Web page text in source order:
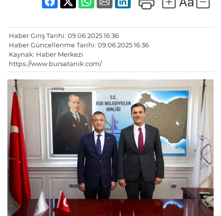
Haber Giriş Tarihi: 09.06.2025 16:36
Haber Güncellenme Tarihi: 09.06.2025 16:36
Kaynak: Haber Merkezi
https://www.bursatanik.com/